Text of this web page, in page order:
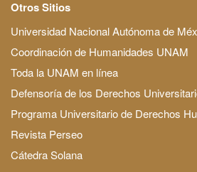
Otros Sitios
Universidad Nacional Autónoma de
Coordinación de Humanidades UNAM
Toda la UNAM en línea
Defensoría de los Derechos
Programa Universitario de Derechos
Revista Perseo
Cátedra Solana